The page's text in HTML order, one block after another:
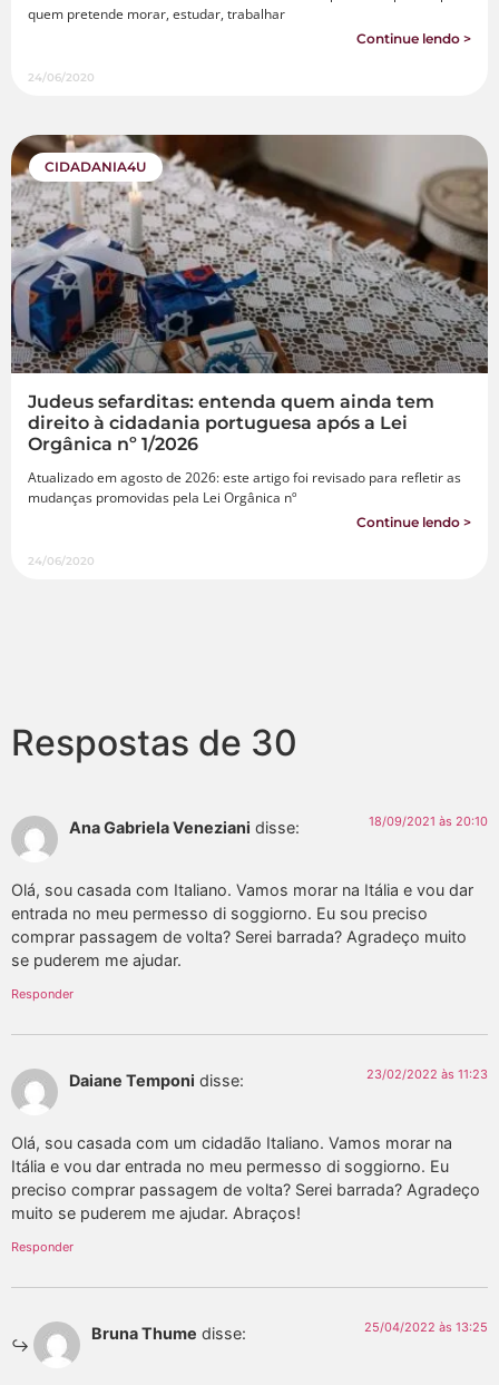
quem pretende morar, estudar, trabalhar
Continue lendo >
24/06/2020
CIDADANIA4U
Judeus sefarditas: entenda quem ainda tem
direito à cidadania portuguesa após a Lei
Orgânica nº 1/2026
Atualizado em agosto de 2026: este artigo foi revisado para refletir as
mudanças promovidas pela Lei Orgânica nº
Continue lendo >
24/06/2020
Respostas de 30
Ana Gabriela Veneziani disse: 18/09/2021 às 20:10
Olá, sou casada com Italiano. Vamos morar na Itália e vou dar
entrada no meu permesso di soggiorno. Eu sou preciso
comprar passagem de volta? Serei barrada? Agradeço muito
se puderem me ajudar.
Responder
Daiane Temponi disse: 23/02/2022 às 11:23
Olá, sou casada com um cidadão Italiano. Vamos morar na
Itália e vou dar entrada no meu permesso di soggiorno. Eu
preciso comprar passagem de volta? Serei barrada? Agradeço
muito se puderem me ajudar. Abraços!
Responder
Bruna Thume disse: 25/04/2022 às 13:25